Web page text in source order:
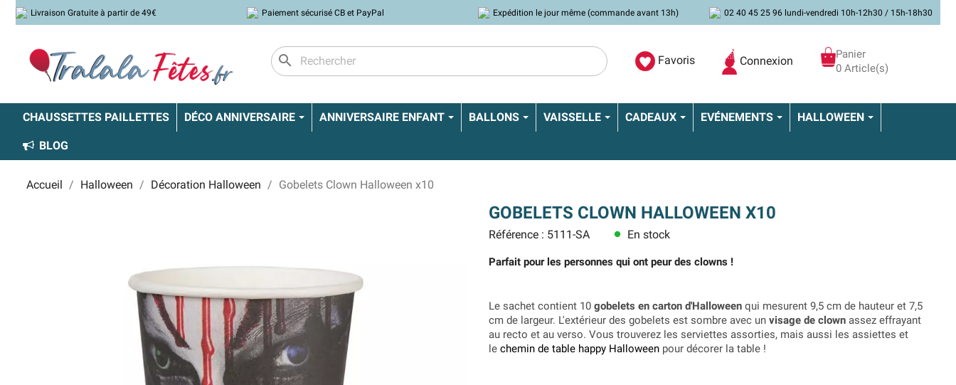
Livraison Gratuite à partir de 49€ Paiement sécurisé CB et PayPal Expédition le jour même (commande avant 13h) 02 40 45 25 96 lundi-vendredi 10h-12h30 / 15h-18h30
search Favoris Connexion
Panier
0 Article(s)
CHAUSSETTES PAILLETTES DÉCO ANNIVERSAIRE ANNIVERSAIRE ENFANT BALLONS VAISSELLE CADEAUX EVÉNEMENTS HALLOWEEN
BLOG
Accueil Halloween Décoration Halloween Gobelets Clown Halloween x10
GOBELETS CLOWN HALLOWEEN X10
Référence : 5111-SA lens En stock
Parfait pour les personnes qui ont peur des clowns !
Le sachet contient 10 gobelets en carton d'Halloween qui mesurent 9,5 cm de hauteur et 7,5
cm de largeur. L'extérieur des gobelets est sombre avec un visage de clown assez effrayant
au recto et au verso. Vous trouverez les serviettes assorties, mais aussi les assiettes et
le chemin de table happy Halloween pour décorer la table !